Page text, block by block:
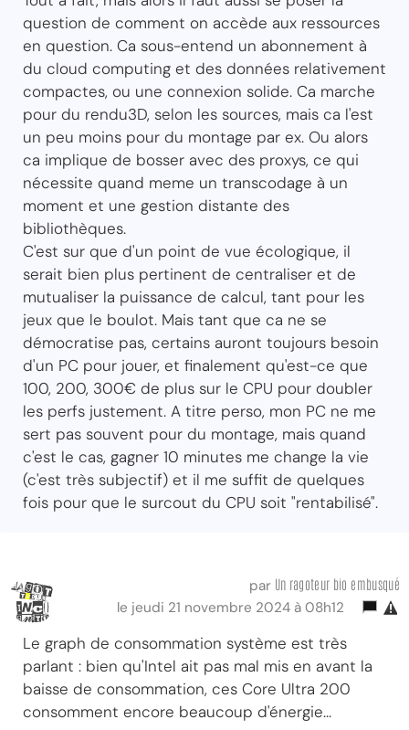
question de comment on accède aux ressources
en question. Ca sous-entend un abonnement à
du cloud computing et des données relativement
compactes, ou une connexion solide. Ca marche
pour du rendu3D, selon les sources, mais ca l'est
un peu moins pour du montage par ex. Ou alors
ca implique de bosser avec des proxys, ce qui
nécessite quand meme un transcodage à un
moment et une gestion distante des
bibliothèques.
C'est sur que d'un point de vue écologique, il
serait bien plus pertinent de centraliser et de
mutualiser la puissance de calcul, tant pour les
jeux que le boulot. Mais tant que ca ne se
démocratise pas, certains auront toujours besoin
d'un PC pour jouer, et finalement qu'est-ce que
100, 200, 300€ de plus sur le CPU pour doubler
les perfs justement. A titre perso, mon PC ne me
sert pas souvent pour du montage, mais quand
c'est le cas, gagner 10 minutes me change la vie
(c'est très subjectif) et il me suffit de quelques
fois pour que le surcout du CPU soit "rentabilisé".
par Un ragoteur bio embusqué
le jeudi 21 novembre 2024 à 08h12
Le graph de consommation système est très
parlant : bien qu'Intel ait pas mal mis en avant la
baisse de consommation, ces Core Ultra 200
consomment encore beaucoup d'énergie...